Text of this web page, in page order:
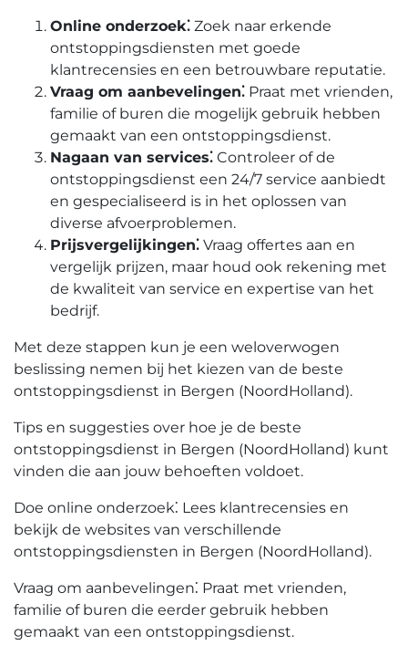
Online onderzoek⁚ Zoek naar erkende
ontstoppingsdiensten met goede
klantrecensies en een betrouwbare reputatie.​
Vraag om aanbevelingen⁚ Praat met vrienden,
familie of buren die mogelijk gebruik hebben
gemaakt van een ontstoppingsdienst.​
Nagaan van services⁚ Controleer of de
ontstoppingsdienst een 24/7 service aanbiedt
en gespecialiseerd is in het oplossen van
diverse afvoerproblemen.
Prijsvergelijkingen⁚ Vraag offertes aan en
vergelijk prijzen, maar houd ook rekening met
de kwaliteit van service en expertise van het
bedrijf.​
Met deze stappen kun je een weloverwogen
beslissing nemen bij het kiezen van de beste
ontstoppingsdienst in Bergen (NoordHolland).
Tips en suggesties over hoe je de beste
ontstoppingsdienst in Bergen (NoordHolland) kunt
vinden die aan jouw behoeften voldoet.​
Doe online onderzoek⁚ Lees klantrecensies en
bekijk de websites van verschillende
ontstoppingsdiensten in Bergen (NoordHolland).​
Vraag om aanbevelingen⁚ Praat met vrienden,
familie of buren die eerder gebruik hebben
gemaakt van een ontstoppingsdienst.​